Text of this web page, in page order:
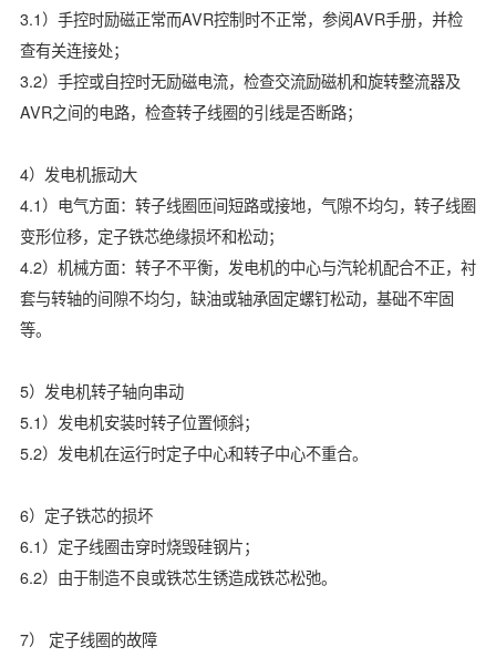
3.1）手控时励磁正常而AVR控制时不正常，参阅AVR手册，并检
查有关连接处；
3.2）手控或自控时无励磁电流，检查交流励磁机和旋转整流器及
AVR之间的电路，检查转子线圈的引线是否断路；
4）发电机振动大
4.1）电气方面：转子线圈匝间短路或接地，气隙不均匀，转子线圈
变形位移，定子铁芯绝缘损坏和松动；
4.2）机械方面：转子不平衡，发电机的中心与汽轮机配合不正，衬
套与转轴的间隙不均匀，缺油或轴承固定螺钉松动，基础不牢固
等。
5）发电机转子轴向串动
5.1）发电机安装时转子位置倾斜；
5.2）发电机在运行时定子中心和转子中心不重合。
6）定子铁芯的损坏
6.1）定子线圈击穿时烧毁硅钢片；
6.2）由于制造不良或铁芯生锈造成铁芯松弛。
7） 定子线圈的故障